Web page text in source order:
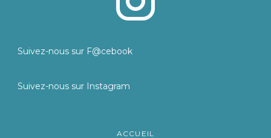
Suivez-nous sur F@cebook
Suivez-nous sur Instagram
ACCUEIL